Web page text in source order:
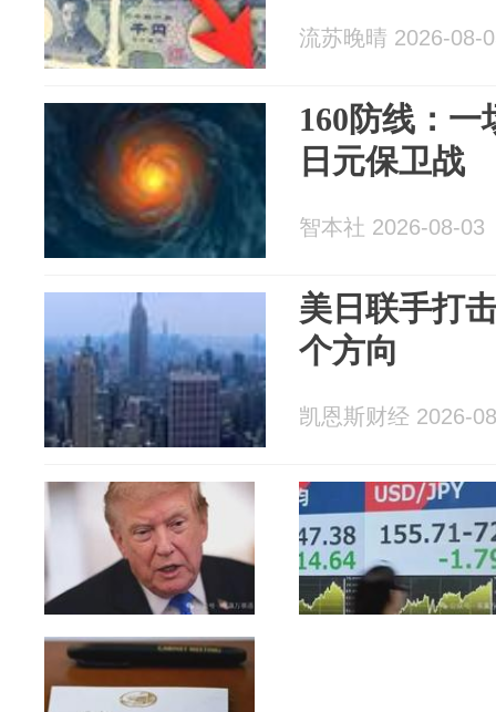
流苏晚晴 2026-08-
160防线：
日元保卫战
智本社 2026-08-03
美日联手打
个方向
凯恩斯财经 2026-